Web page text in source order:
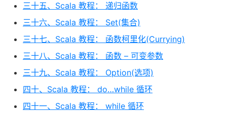
三十五、Scala 教程： 递归函数
三十六、Scala 教程： Set(集合)
三十七、Scala 教程： 函数柯里化(Currying)
三十八、Scala 教程： 函数 – 可变参数
三十九、Scala 教程： Option(选项)
四十、Scala 教程： do…while 循环
四十一、Scala 教程： while 循环